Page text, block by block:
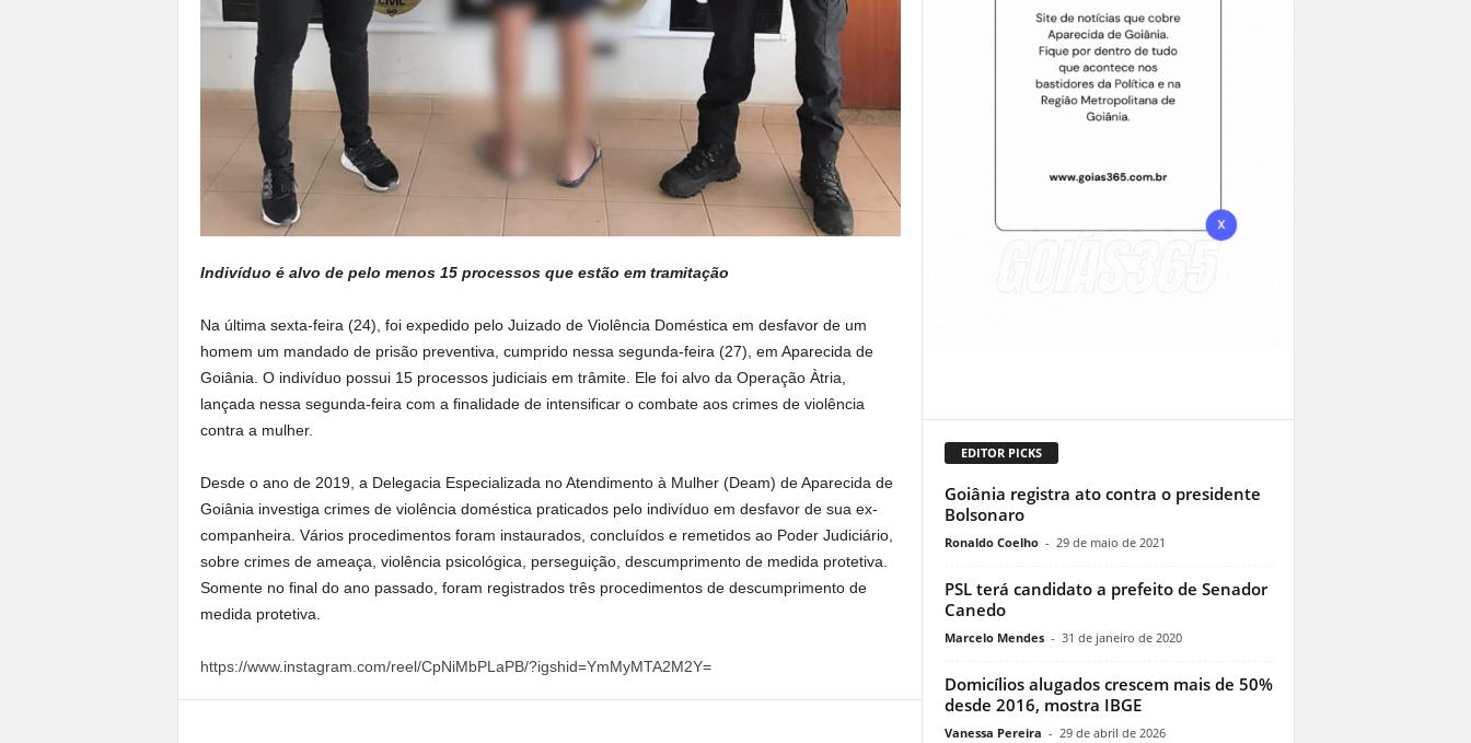
Indivíduo é alvo de pelo menos 15 processos que estão em tramitação
Na última sexta-feira (24), foi expedido pelo Juizado de Violência Doméstica em desfavor de um
homem um mandado de prisão preventiva, cumprido nessa segunda-feira (27), em Aparecida de
Goiânia. O indivíduo possui 15 processos judiciais em trâmite. Ele foi alvo da Operação Àtria,
lançada nessa segunda-feira com a finalidade de intensificar o combate aos crimes de violência
contra a mulher.
Desde o ano de 2019, a Delegacia Especializada no Atendimento à Mulher (Deam) de Aparecida de
Goiânia investiga crimes de violência doméstica praticados pelo indivíduo em desfavor de sua ex-
companheira. Vários procedimentos foram instaurados, concluídos e remetidos ao Poder Judiciário,
sobre crimes de ameaça, violência psicológica, perseguição, descumprimento de medida protetiva.
Somente no final do ano passado, foram registrados três procedimentos de descumprimento de
medida protetiva.
https://www.instagram.com/reel/CpNiMbPLaPB/?igshid=YmMyMTA2M2Y=
EDITOR PICKS
Goiânia registra ato contra o presidente
Bolsonaro
Ronaldo Coelho - 29 de maio de 2021
PSL terá candidato a prefeito de Senador
Canedo
Marcelo Mendes - 31 de janeiro de 2020
Domicílios alugados crescem mais de 50%
desde 2016, mostra IBGE
Vanessa Pereira - 29 de abril de 2026